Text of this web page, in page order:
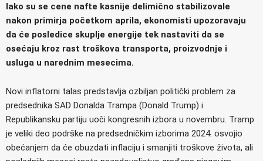
Iako su se cene nafte kasnije delimično stabilizovale
nakon primirja početkom aprila, ekonomisti upozoravaju
da će posledice skuplje energije tek nastaviti da se
osećaju kroz rast troškova transporta, proizvodnje i
usluga u narednim mesecima.
Novi inflatorni talas predstavlja ozbiljan politički problem za
predsednika SAD Donalda Trampa (Donald Trump) i
Republikansku partiju uoči kongresnih izbora u novembru. Tramp
je veliki deo podrške na predsedničkim izborima 2024. osvojio
obećanjem da će obuzdati inflaciju i smanjiti troškove života, ali